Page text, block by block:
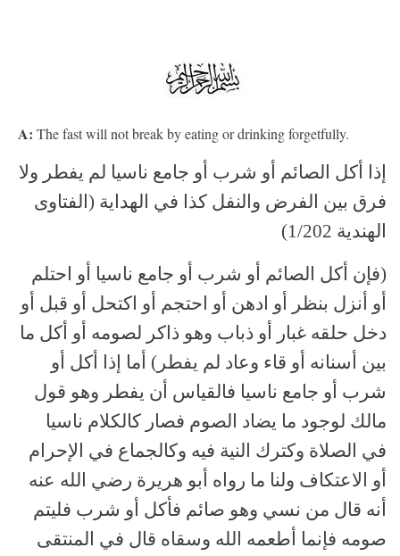
A: The fast will not break by eating or drinking forgetfully.
إذا أكل الصائم أو شرب أو جامع ناسيا لم يفطر ولا
فرق بين الفرض والنفل كذا في الهداية (الفتاوى
الهندية 1/202)
(فإن أكل الصائم أو شرب أو جامع ناسيا أو احتلم
أو أنزل بنظر أو ادهن أو احتجم أو اكتحل أو قبل أو
دخل حلقه غبار أو ذباب وهو ذاكر لصومه أو أكل ما
بين أسنانه أو قاء وعاد لم يفطر) أما إذا أكل أو
شرب أو جامع ناسيا فالقياس أن يفطر وهو قول
مالك لوجود ما يضاد الصوم فصار كالكلام ناسيا
في الصلاة وكترك النية فيه وكالجماع في الإحرام
أو الاعتكاف ولنا ما رواه أبو هريرة رضي الله عنه
أنه قال من نسي وهو صائم فأكل أو شرب فليتم
صومه فإنما أطعمه الله وسقاه قال في المنتقى